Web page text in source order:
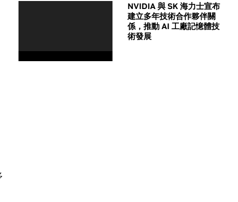
NVIDIA 與 SK 海力士宣布
建立多年技術合作夥伴關
係，推動 AI 工廠記憶體技
術發展